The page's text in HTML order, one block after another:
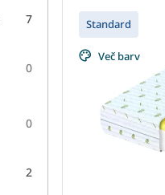
7
0
0
2
r
č
a
L
s
t
Standard
Več barv